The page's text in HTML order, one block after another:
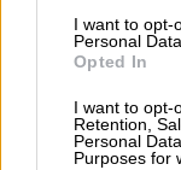
I want to opt-
Personal
Opted In
I want to opt-
Retention,
Personal
Purposes for